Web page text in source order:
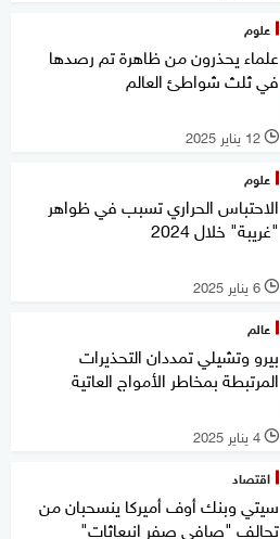
علوم
علماء يحذرون من ظاهرة تم رصدها
في ثلث شواطئ العالم
l 12 يناير 2025
علوم
الاحتباس الحراري تسبب في ظواهر
"غريبة" خلال 2024
l 6 يناير 2025
عالم
بيرو وتشيلي تمددان التحذيرات
المرتبطة بمخاطر الأمواج العاتية
l 4 يناير 2025
اقتصاد
سيتي وبنك أوف أميركا ينسحبان من
تحالف "صافي صفر انبعاثات"